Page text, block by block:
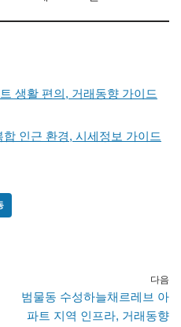
생활 편의, 거래동향 가이드
인근 환경, 시세정보 가이드
다음
범물동 수성하늘채르레브 아
파트 지역 인프라, 거래동향